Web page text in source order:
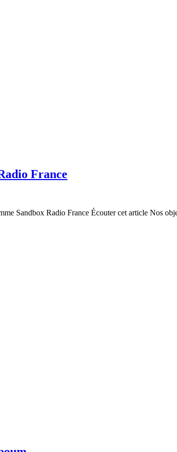
France
Sandbox Radio France Écouter cet article Nos